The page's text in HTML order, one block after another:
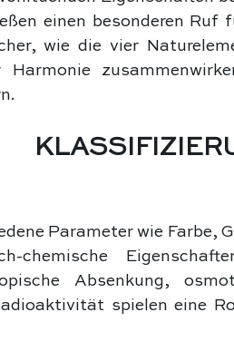
einen besonderen Ruf
wie die vier
Parameter wie Farbe,
chemische
Absenkung,
spielen eine